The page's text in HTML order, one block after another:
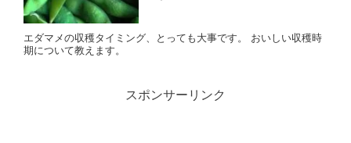
エダマメの収穫タイミング、とっても大事です。 おいしい収穫時
期について教えます。
スポンサーリンク